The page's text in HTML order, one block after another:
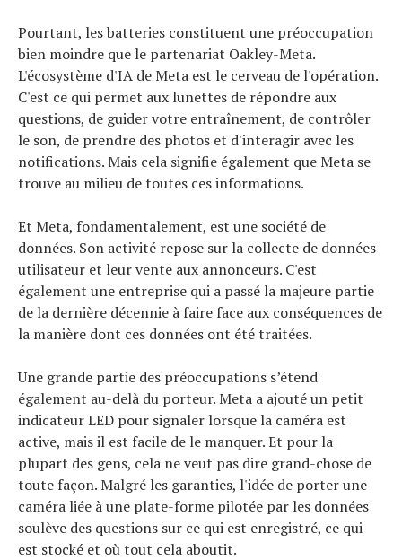
Pourtant, les batteries constituent une préoccupation
bien moindre que le partenariat Oakley-Meta.
L'écosystème d'IA de Meta est le cerveau de l'opération.
C'est ce qui permet aux lunettes de répondre aux
questions, de guider votre entraînement, de contrôler
le son, de prendre des photos et d'interagir avec les
notifications. Mais cela signifie également que Meta se
trouve au milieu de toutes ces informations.
Et Meta, fondamentalement, est une société de
données. Son activité repose sur la collecte de données
utilisateur et leur vente aux annonceurs. C'est
également une entreprise qui a passé la majeure partie
de la dernière décennie à faire face aux conséquences de
la manière dont ces données ont été traitées.
Une grande partie des préoccupations s’étend
également au-delà du porteur. Meta a ajouté un petit
indicateur LED pour signaler lorsque la caméra est
active, mais il est facile de le manquer. Et pour la
plupart des gens, cela ne veut pas dire grand-chose de
toute façon. Malgré les garanties, l'idée de porter une
caméra liée à une plate-forme pilotée par les données
soulève des questions sur ce qui est enregistré, ce qui
est stocké et où tout cela aboutit.